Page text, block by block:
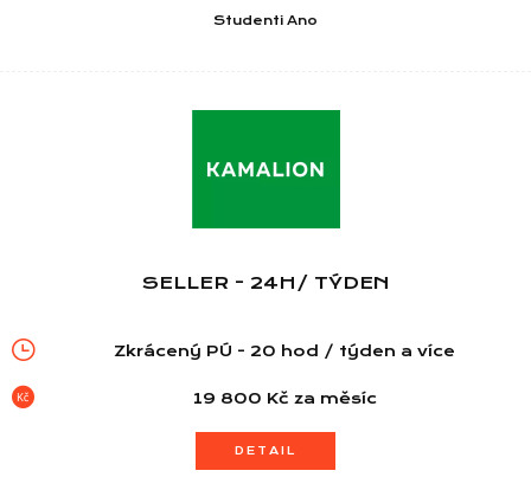
Studenti Ano
SELLER - 24H/ TÝDEN
Zkrácený PÚ - 20 hod / týden a více
19 800 Kč za měsíc
DETAIL